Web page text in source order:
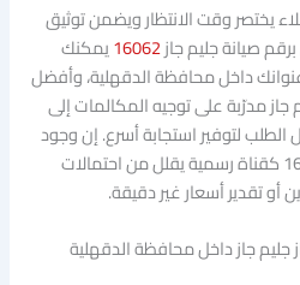
يختصر وقت الانتظار ويضمن توثيق
صيانة جليم جاز16062يمكنك
داخل محافظة الدقهلية، وأفضل
مدرّبة على توجيه المكالمات إلى
لتوفير استجابة أسرع. إن وجود
رقم خدمة عملاء جليم جاز 16062 كقناة رسمية يقلل من احتمالات
تقدير أسعار غير دقيقة.
جليم جاز داخل محافظة الدقهلية